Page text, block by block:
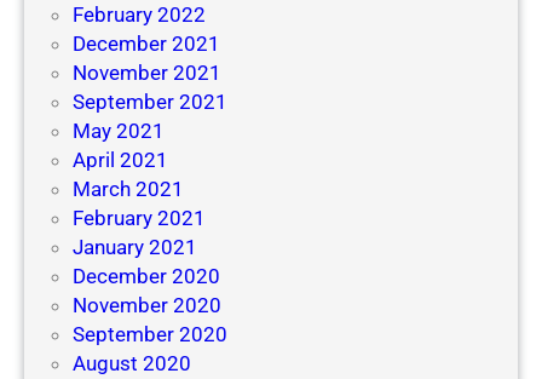
February 2022
December 2021
November 2021
September 2021
May 2021
April 2021
March 2021
February 2021
January 2021
December 2020
November 2020
September 2020
August 2020